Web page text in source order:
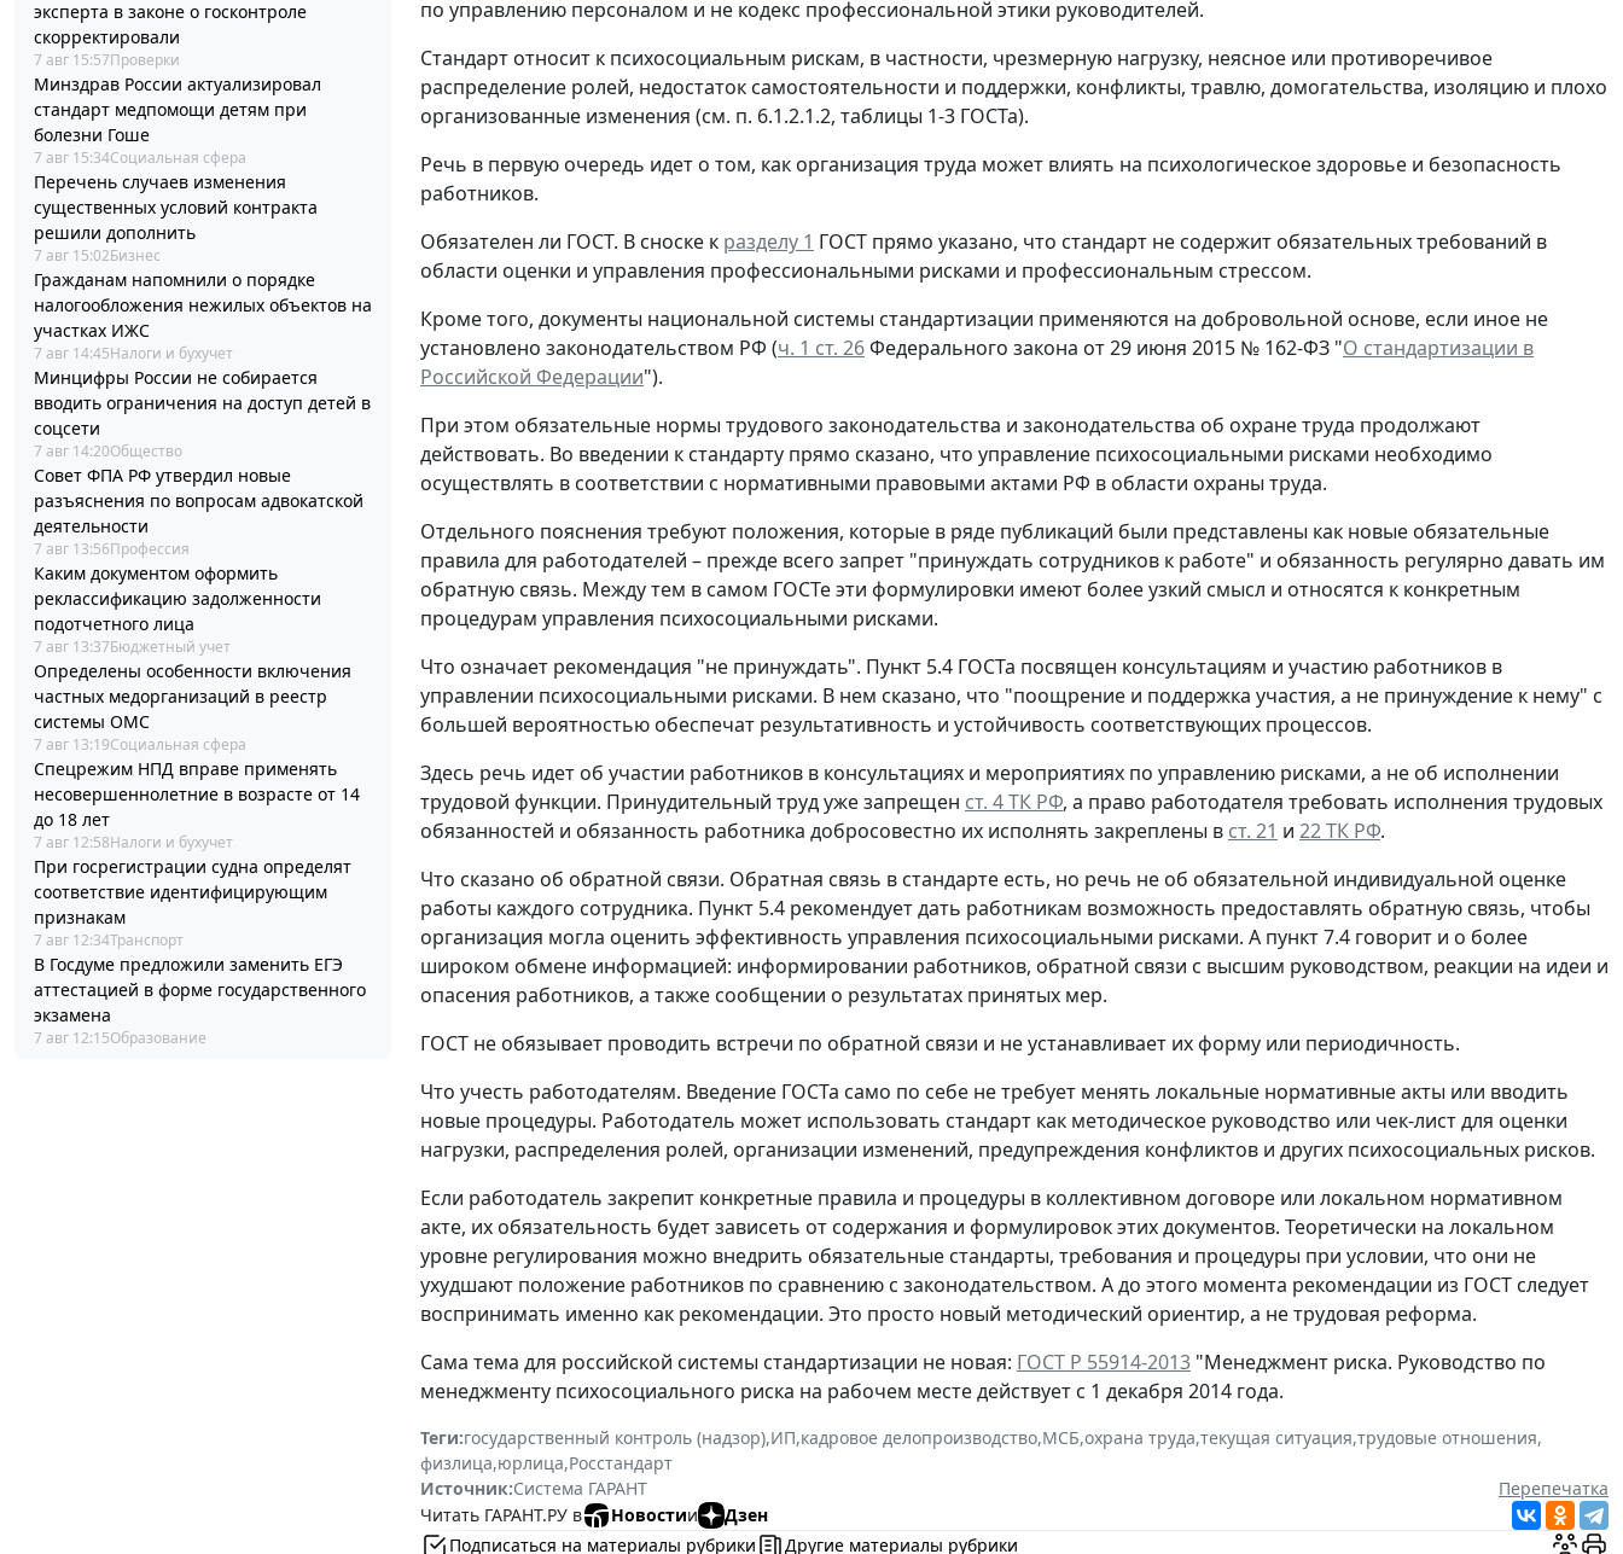
эксперта в законе о госконтроле
скорректировали
7 авг 15:57Проверки
Минздрав России актуализировал
стандарт медпомощи детям при
болезни Гоше
7 авг 15:34Социальная сфера
Перечень случаев изменения
существенных условий контракта
решили дополнить
7 авг 15:02Бизнес
Гражданам напомнили о порядке
налогообложения нежилых объектов на
участках ИЖС
7 авг 14:45Налоги и бухучет
Минцифры России не собирается
вводить ограничения на доступ детей в
соцсети
7 авг 14:20Общество
Совет ФПА РФ утвердил новые
разъяснения по вопросам адвокатской
деятельности
7 авг 13:56Профессия
Каким документом оформить
реклассификацию задолженности
подотчетного лица
7 авг 13:37Бюджетный учет
Определены особенности включения
частных медорганизаций в реестр
системы ОМС
7 авг 13:19Социальная сфера
Спецрежим НПД вправе применять
несовершеннолетние в возрасте от 14
до 18 лет
7 авг 12:58Налоги и бухучет
При госрегистрации судна определят
соответствие идентифицирующим
признакам
7 авг 12:34Транспорт
В Госдуме предложили заменить ЕГЭ
аттестацией в форме государственного
экзамена
7 авг 12:15Образование
по управлению персоналом и не кодекс профессиональной этики руководителей.
Стандарт относит к психосоциальным рискам, в частности, чрезмерную нагрузку, неясное или противоречивое
распределение ролей, недостаток самостоятельности и поддержки, конфликты, травлю, домогательства, изоляцию и плохо
организованные изменения (см. п. 6.1.2.1.2, таблицы 1-3 ГОСТа).
Речь в первую очередь идет о том, как организация труда может влиять на психологическое здоровье и безопасность
работников.
Обязателен ли ГОСТ. В сноске к разделу 1 ГОСТ прямо указано, что стандарт не содержит обязательных требований в
области оценки и управления профессиональными рисками и профессиональным стрессом.
Кроме того, документы национальной системы стандартизации применяются на добровольной основе, если иное не
установлено законодательством РФ (ч. 1 ст. 26Федерального закона от 29 июня 2015 № 162-ФЗ "О стандартизации в
Российской Федерации").
При этом обязательные нормы трудового законодательства и законодательства об охране труда продолжают
действовать. Во введении к стандарту прямо сказано, что управление психосоциальными рисками необходимо
осуществлять в соответствии с нормативными правовыми актами РФ в области охраны труда.
Отдельного пояснения требуют положения, которые в ряде публикаций были представлены как новые обязательные
правила для работодателей – прежде всего запрет "принуждать сотрудников к работе" и обязанность регулярно давать им
обратную связь. Между тем в самом ГОСТе эти формулировки имеют более узкий смысл и относятся к конкретным
процедурам управления психосоциальными рисками.
Что означает рекомендация "не принуждать". Пункт 5.4 ГОСТа посвящен консультациям и участию работников в
управлении психосоциальными рисками. В нем сказано, что "поощрение и поддержка участия, а не принуждение к нему" с
большей вероятностью обеспечат результативность и устойчивость соответствующих процессов.
Здесь речь идет об участии работников в консультациях и мероприятиях по управлению рисками, а не об исполнении
трудовой функции. Принудительный труд уже запрещен ст. 4 ТК РФ, а право работодателя требовать исполнения трудовых
обязанностей и обязанность работника добросовестно их исполнять закреплены в ст. 21 и 22 ТК РФ.
Что сказано об обратной связи. Обратная связь в стандарте есть, но речь не об обязательной индивидуальной оценке
работы каждого сотрудника. Пункт 5.4 рекомендует дать работникам возможность предоставлять обратную связь, чтобы
организация могла оценить эффективность управления психосоциальными рисками. А пункт 7.4 говорит и о более
широком обмене информацией: информировании работников, обратной связи с высшим руководством, реакции на идеи и
опасения работников, а также сообщении о результатах принятых мер.
ГОСТ не обязывает проводить встречи по обратной связи и не устанавливает их форму или периодичность.
Что учесть работодателям. Введение ГОСТа само по себе не требует менять локальные нормативные акты или вводить
новые процедуры. Работодатель может использовать стандарт как методическое руководство или чек-лист для оценки
нагрузки, распределения ролей, организации изменений, предупреждения конфликтов и других психосоциальных рисков.
Если работодатель закрепит конкретные правила и процедуры в коллективном договоре или локальном нормативном
акте, их обязательность будет зависеть от содержания и формулировок этих документов. Теоретически на локальном
уровне регулирования можно внедрить обязательные стандарты, требования и процедуры при условии, что они не
ухудшают положение работников по сравнению с законодательством. А до этого момента рекомендации из ГОСТ следует
воспринимать именно как рекомендации. Это просто новый методический ориентир, а не трудовая реформа.
Сама тема для российской системы стандартизации не новая: ГОСТ Р 55914-2013 "Менеджмент риска. Руководство по
менеджменту психосоциального риска на рабочем месте действует с 1 декабря 2014 года.
Теги:государственный контроль (надзор),ИП,кадровое делопроизводство,МСБ,охрана труда,текущая ситуация,трудовые отношения,
физлица,юрлица,Росстандарт
Источник:Система ГАРАНТ
Перепечатка
Читать ГАРАНТ.РУ в
Новостии
Дзен
Подписаться на материалы рубрики
Другие материалы рубрики